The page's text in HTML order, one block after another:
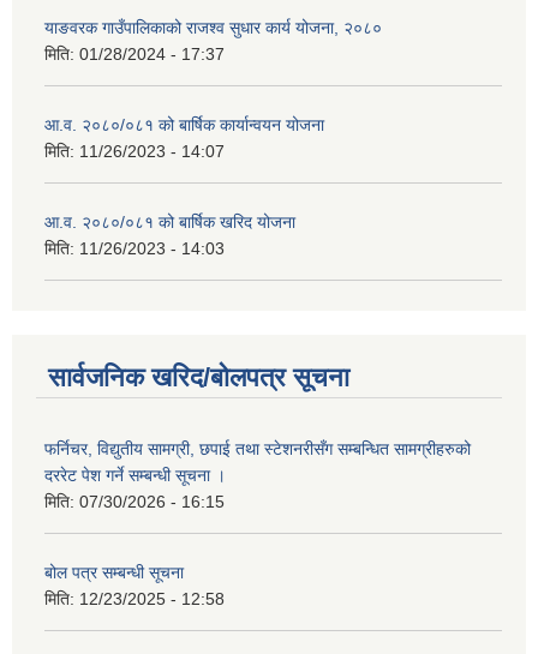
याङवरक गाउँपालिकाको राजश्व सुधार कार्य योजना, २०८०
मिति: 01/28/2024 - 17:37
आ.व. २०८०/०८१ को बार्षिक कार्यान्वयन योजना
मिति: 11/26/2023 - 14:07
आ.व. २०८०/०८१ को बार्षिक खरिद योजना
मिति: 11/26/2023 - 14:03
सार्वजनिक खरिद/बोलपत्र सूचना
फर्निचर, विद्युतीय सामग्री, छपाई तथा स्टेशनरीसँग सम्बन्धित सामग्रीहरुको
दररेट पेश गर्ने सम्बन्धी सूचना ।
मिति: 07/30/2026 - 16:15
बोल पत्र सम्बन्धी सूचना
मिति: 12/23/2025 - 12:58